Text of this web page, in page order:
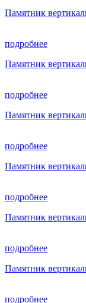
Памятник
подробнее
Памятник
подробнее
Памятник
подробнее
Памятник
подробнее
Памятник
подробнее
Памятник
подробнее